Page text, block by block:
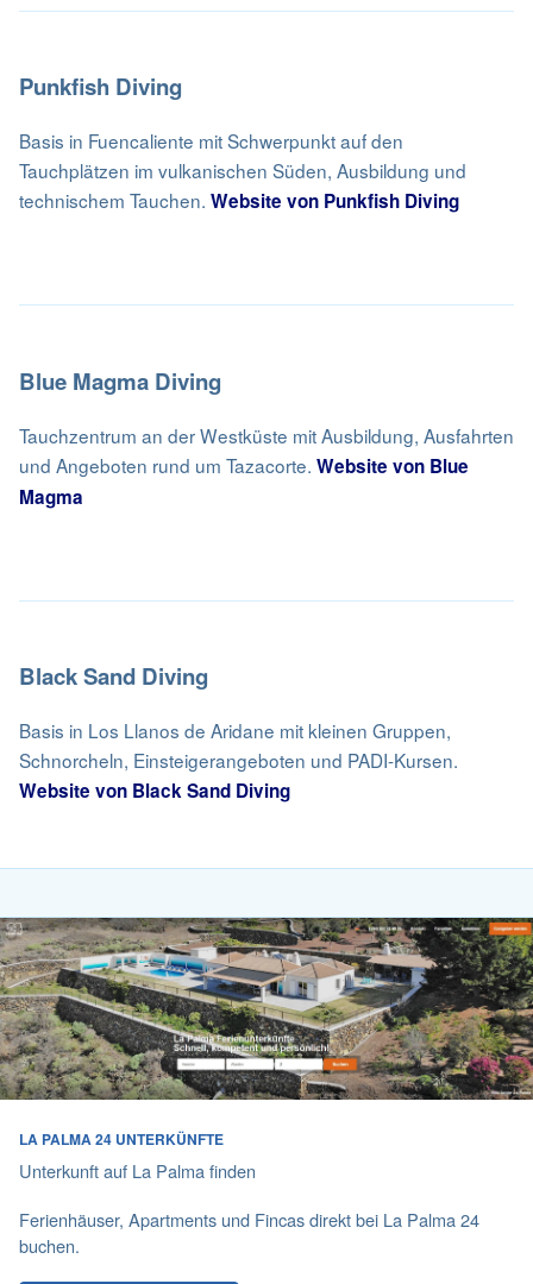
Punkfish Diving
Basis in Fuencaliente mit Schwerpunkt auf den
Tauchplätzen im vulkanischen Süden, Ausbildung und
technischem Tauchen. Website von Punkfish Diving
Blue Magma Diving
Tauchzentrum an der Westküste mit Ausbildung, Ausfahrten
und Angeboten rund um Tazacorte. Website von Blue
Magma
Black Sand Diving
Basis in Los Llanos de Aridane mit kleinen Gruppen,
Schnorcheln, Einsteigerangeboten und PADI-Kursen.
Website von Black Sand Diving
LA PALMA 24 UNTERKÜNFTE
Unterkunft auf La Palma finden
Ferienhäuser, Apartments und Fincas direkt bei La Palma 24
buchen.